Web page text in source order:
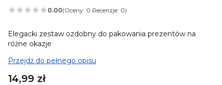
0.00(Oceny: 0 Recenzje: 0)
Elegacki zestaw ozdobny do pakowania prezentów na
różne okazje
Przejdź do pełnego opisu
Cena
14,99 zł